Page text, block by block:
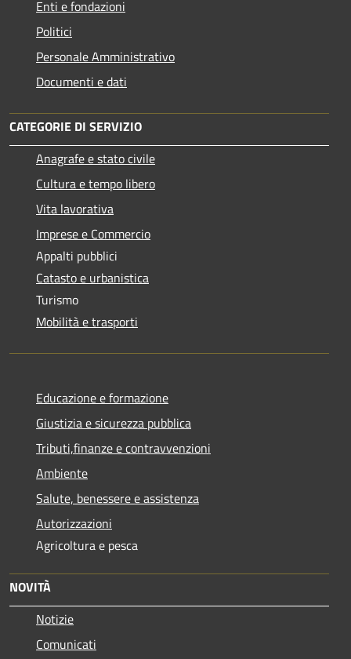
Enti e fondazioni
Politici
Personale Amministrativo
Documenti e dati
CATEGORIE DI SERVIZIO
Anagrafe e stato civile
Cultura e tempo libero
Vita lavorativa
Imprese e Commercio
Appalti pubblici
Catasto e urbanistica
Turismo
Mobilità e trasporti
Educazione e formazione
Giustizia e sicurezza pubblica
Tributi,finanze e contravvenzioni
Ambiente
Salute, benessere e assistenza
Autorizzazioni
Agricoltura e pesca
NOVITÀ
Notizie
Comunicati